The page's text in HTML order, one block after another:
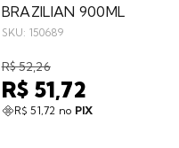
BRAZILIAN 900ML
SKU: 150689
R$ 52,26
R$ 51,72
R$ 51,72 no PIX